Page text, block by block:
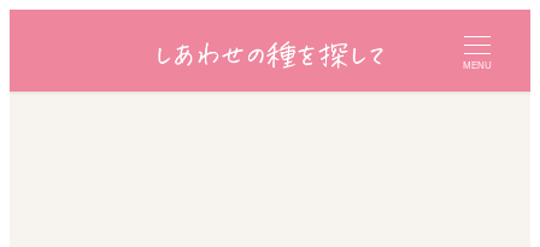
MENU